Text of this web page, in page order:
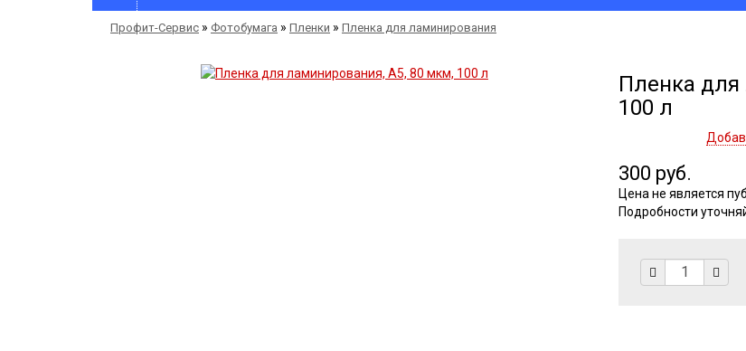
Профит-Сервис » Фотобумага » Пленки » Пленка для ламинирования
Пленка для
100 л
300 руб.
Цена не является
Подробности